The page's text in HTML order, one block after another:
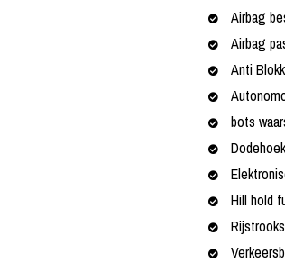
Airbag
Airbag
Anti
bots
Hill hold